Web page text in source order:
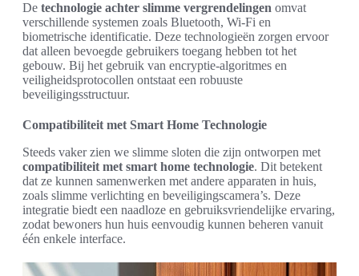
De technologie achter slimme vergrendelingen omvat
verschillende systemen zoals Bluetooth, Wi-Fi en
biometrische identificatie. Deze technologieën zorgen ervoor
dat alleen bevoegde gebruikers toegang hebben tot het
gebouw. Bij het gebruik van encryptie-algoritmes en
veiligheidsprotocollen ontstaat een robuuste
beveiligingsstructuur.
Compatibiliteit met Smart Home Technologie
Steeds vaker zien we slimme sloten die zijn ontworpen met
compatibiliteit met smart home technologie. Dit betekent
dat ze kunnen samenwerken met andere apparaten in huis,
zoals slimme verlichting en beveiligingscamera’s. Deze
integratie biedt een naadloze en gebruiksvriendelijke ervaring,
zodat bewoners hun huis eenvoudig kunnen beheren vanuit
één enkele interface.